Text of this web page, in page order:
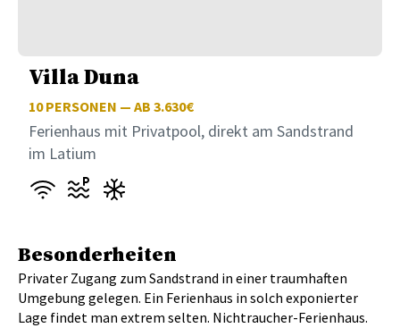
Villa Duna
10PERSONEN — AB 3.630€
Ferienhaus mit Privatpool, direkt am Sandstrand
im Latium
Besonderheiten
Privater Zugang zum Sandstrand in einer traumhaften
Umgebung gelegen. Ein Ferienhaus in solch exponierter
Lage findet man extrem selten. Nichtraucher-Ferienhaus.